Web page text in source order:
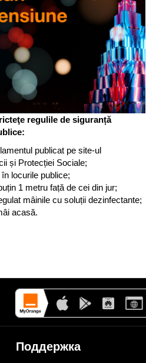
regulile de siguranță
publicat pe site-ul
și Protecției Sociale;
locurile publice;
1 metru față de cei din jur;
mâinile cu soluții dezinfectante;
acasă.
Поддержка